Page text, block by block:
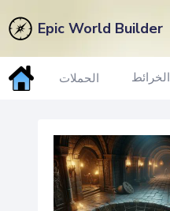
Epic World Builder
الحملات الخرائطفخاخمولد